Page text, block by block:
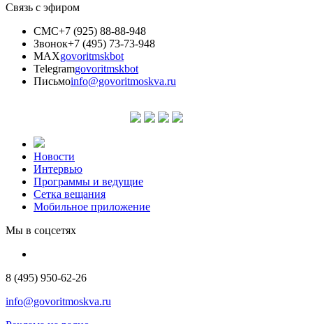
Связь с эфиром
СМС+7 (925) 88-88-948
Звонок+7 (495) 73-73-948
MAXgovoritmskbot
Telegramgovoritmskbot
Письмоinfo@govoritmoskva.ru
Новости
Интервью
Программы и ведущие
Сетка вещания
Мобильное приложение
Мы в соцсетях
8 (495) 950-62-26
info@govoritmoskva.ru